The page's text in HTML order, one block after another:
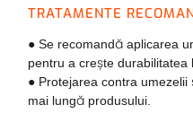
TRATAMENTE
● Se recomandă aplicarea
pentru a crește durabilitatea
● Protejarea contra
mai lungă produsului.